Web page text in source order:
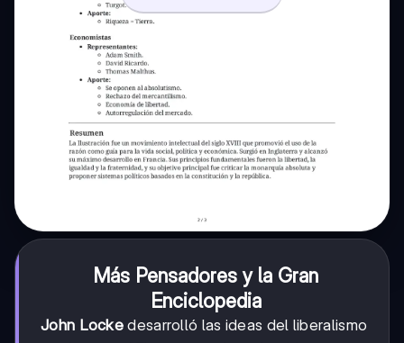
Más Pensadores y la Gran
Enciclopedia
John Locke desarrolló las ideas del liberalismo